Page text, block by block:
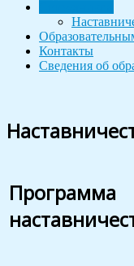
Контакты
Сведения об
Программа